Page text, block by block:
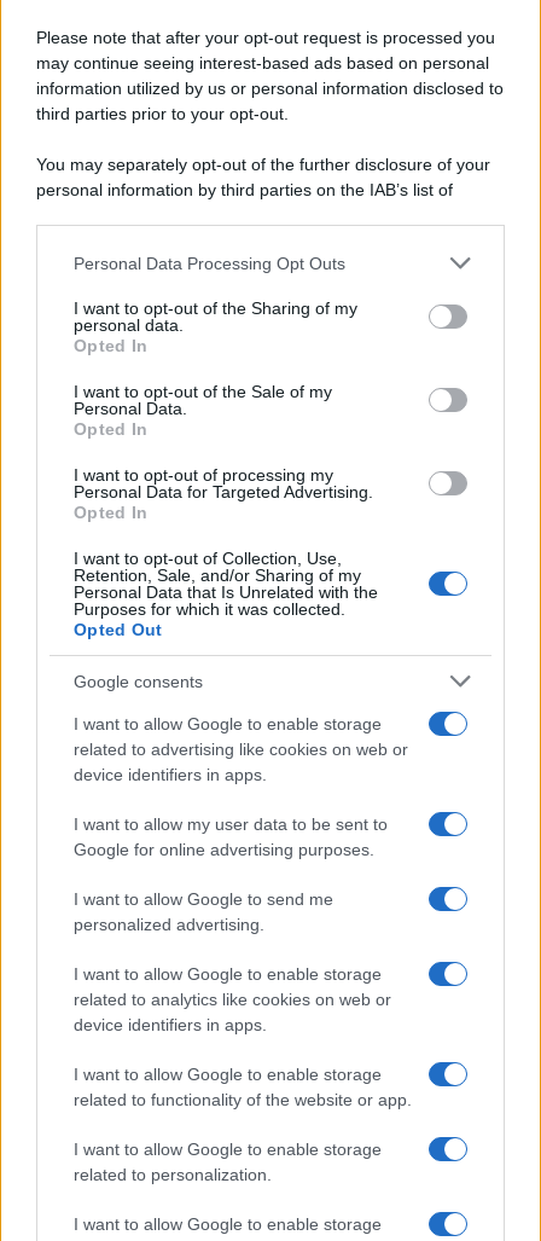
Please note that after your opt-out request is processed you
may continue seeing interest-based ads based on personal
information utilized by us or personal information disclosed to
third parties prior to your opt-out.
You may separately opt-out of the further disclosure of your
personal information by third parties on the IAB’s list of
This information may also be disclosed by us to third parties
disclose it to other third parties.
Please note that this website/app uses one or more Google
services and may gather and store information including but
not limited to your visit or usage behaviour. You may click to
grant or deny consent to Google and its third-party tags to
consent section.
Personal Data Processing Opt Outs
I want to opt-out of the Sharing of my
personal data.
Opted In
I want to opt-out of the Sale of my
Personal Data.
Opted In
I want to opt-out of processing my
Personal Data for Targeted Advertising.
Opted In
I want to opt-out of Collection, Use,
Retention, Sale, and/or Sharing of my
Personal Data that Is Unrelated with the
Purposes for which it was collected.
Opted Out
Google consents
I want to allow Google to enable storage
related to advertising like cookies on web or
device identifiers in apps.
I want to allow my user data to be sent to
Google for online advertising purposes.
I want to allow Google to send me
personalized advertising.
I want to allow Google to enable storage
related to analytics like cookies on web or
device identifiers in apps.
I want to allow Google to enable storage
related to functionality of the website or app.
I want to allow Google to enable storage
related to personalization.
I want to allow Google to enable storage
E-mail
FRASI
Frasi celebri
Frasi da condividere
Poesie
Frasi dei film
Frasi film più lette
Incipit dei film
Film più cercati
Frasi sul cinema
SERVIZI
Mappa del sito
Cookie Policy
Frasi suddivise per tema
Indice degli autori
Aforismi .meglio.it è l'archivio web dedicato a frasi,